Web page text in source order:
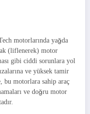
motorlarında yağda
(liflenerek) motor
gibi ciddi sorunlara yol
ve yüksek tamir
bu motorlara sahip araç
ve doğru motor